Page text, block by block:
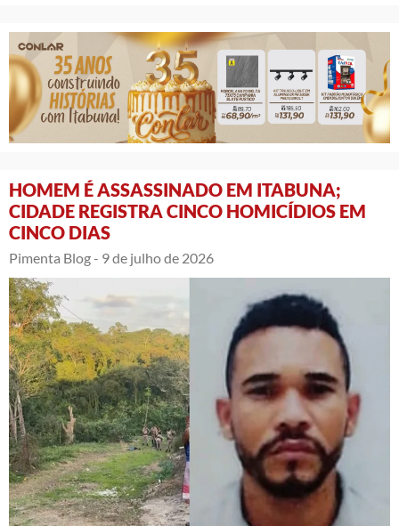
HOMEM É ASSASSINADO EM ITABUNA;
CIDADE REGISTRA CINCO HOMICÍDIOS EM
CINCO DIAS
Pimenta Blog - 9 de julho de 2026